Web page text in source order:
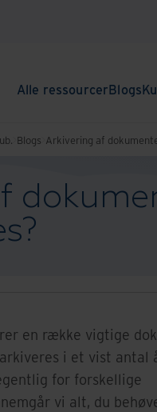
Alle ressourcerBlogs
Blogs Arkivering af
en række vigtige
i et vist antal
for forskellige
vi alt, du